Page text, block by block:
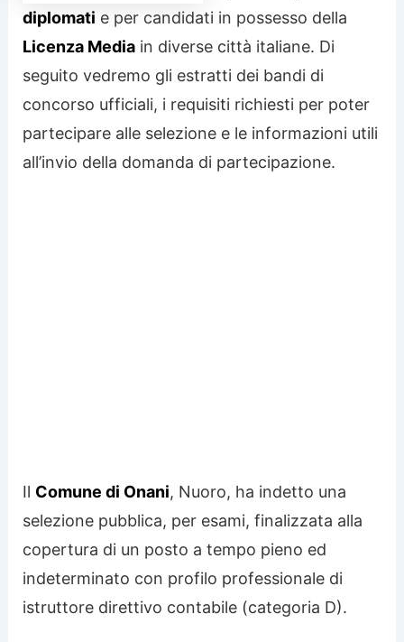
diplomati e per candidati in possesso della
Licenza Media in diverse città italiane. Di
seguito vedremo gli estratti dei bandi di
concorso ufficiali, i requisiti richiesti per poter
partecipare alle selezione e le informazioni utili
all’invio della domanda di partecipazione.
Il Comune di Onani, Nuoro, ha indetto una
selezione pubblica, per esami, finalizzata alla
copertura di un posto a tempo pieno ed
indeterminato con profilo professionale di
istruttore direttivo contabile (categoria D).